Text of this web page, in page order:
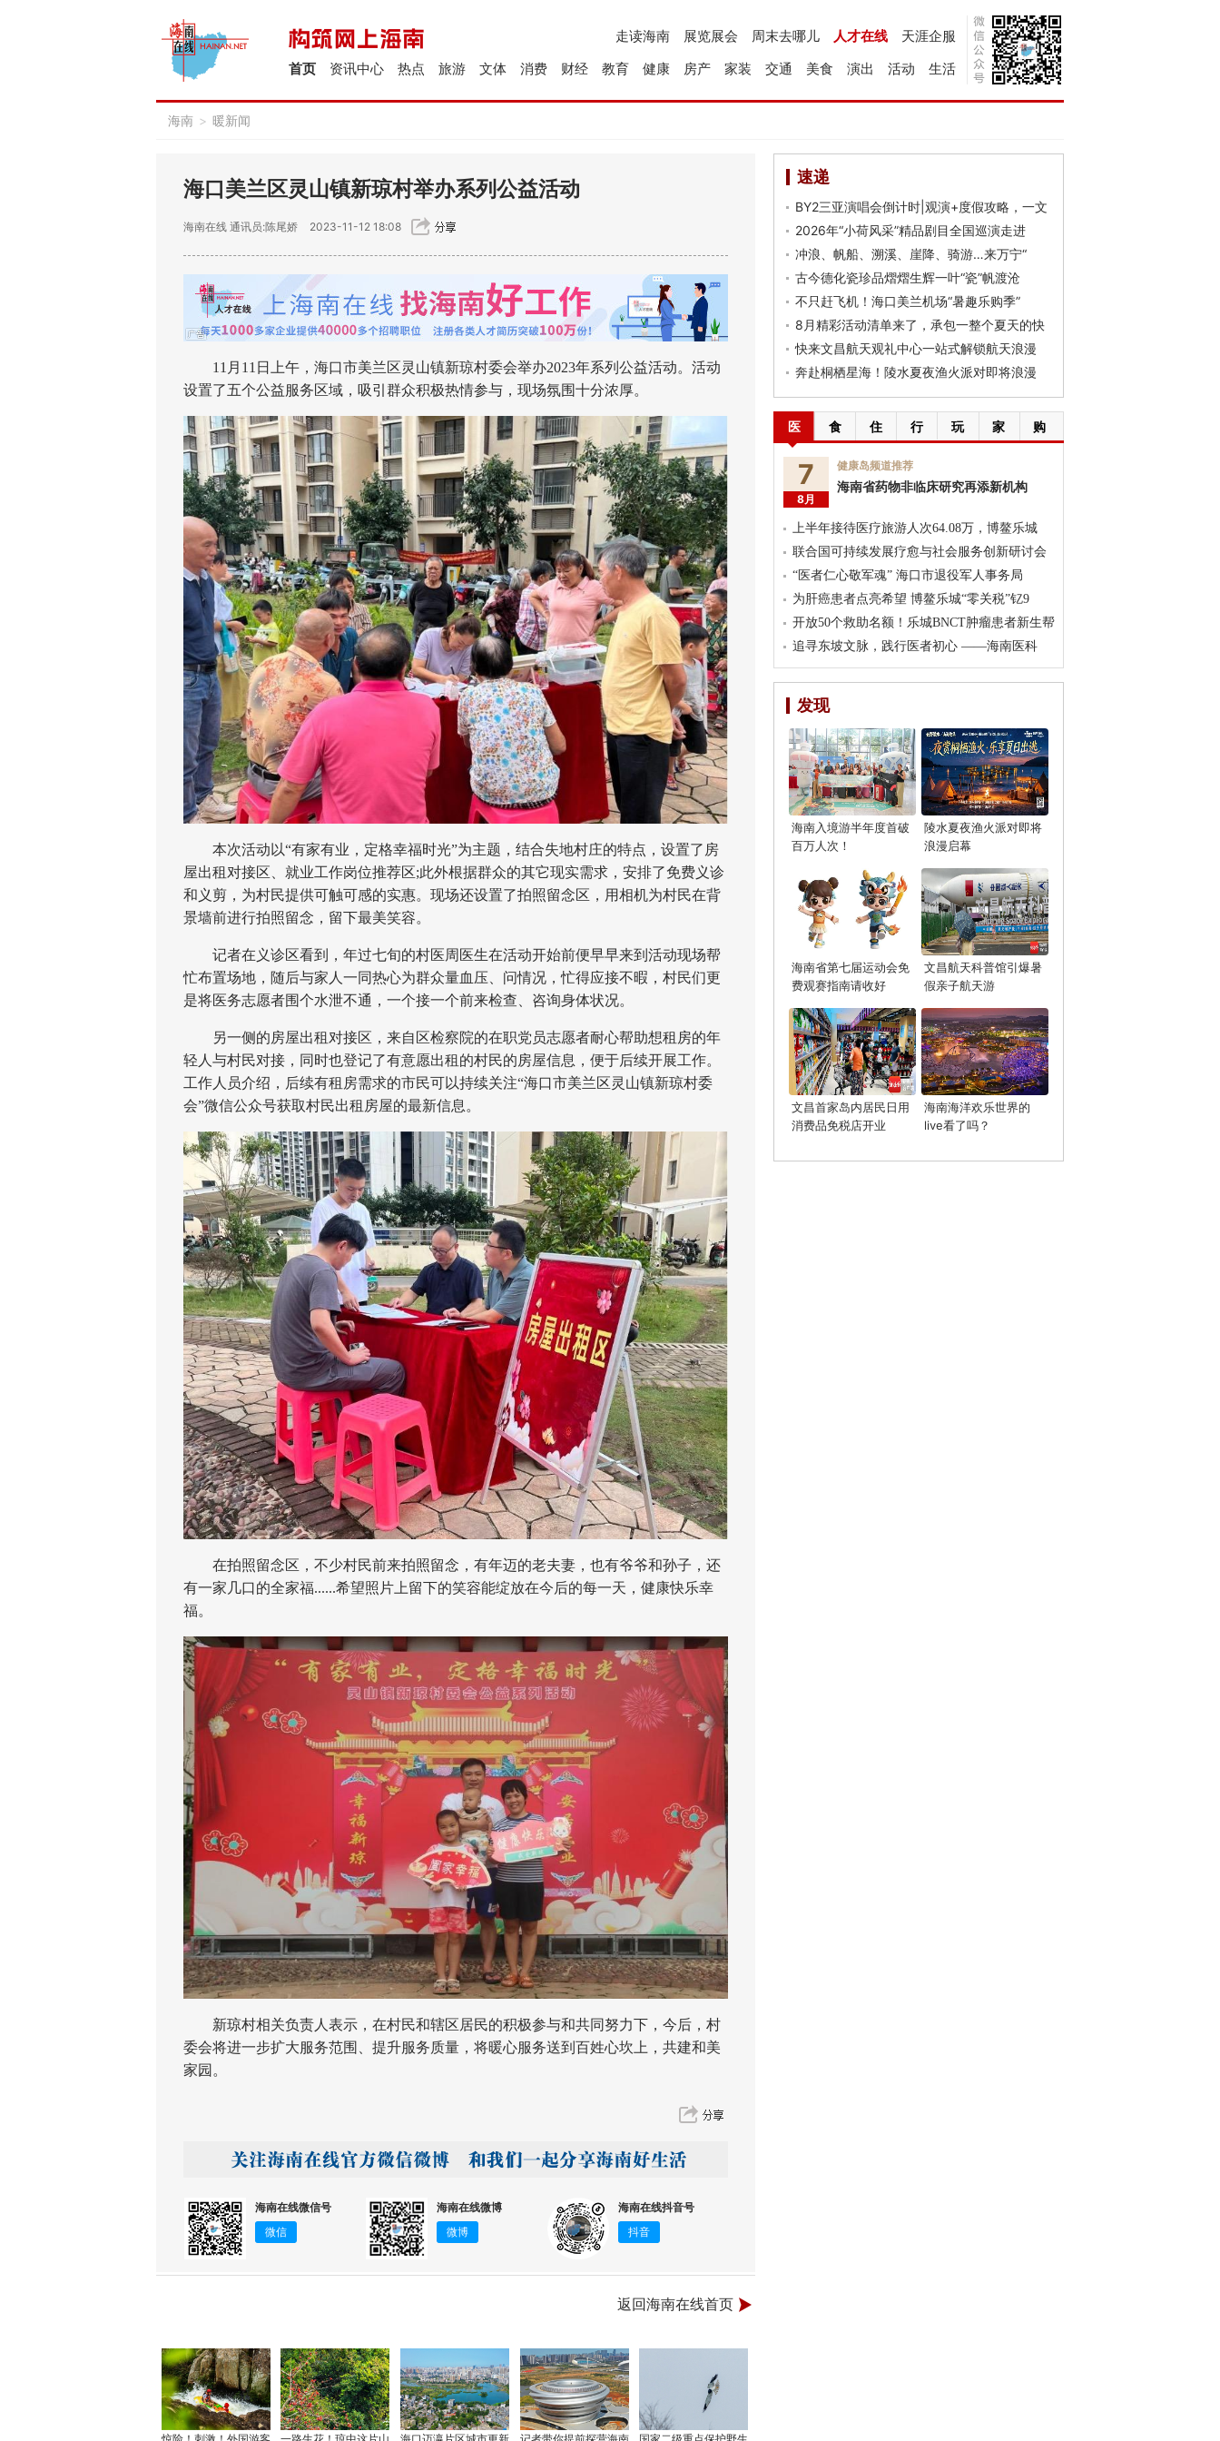
天涯企服
人才在线
周末去哪儿
展览展会
走读海南
生活
活动
演出
美食
交通
家装
房产
健康
教育
财经
消费
文体
旅游
热点
资讯中心
首页
海南 > 暖新闻
海口美兰区灵山镇新琼村举办系列公益活动
海南在线 通讯员:陈尾娇 2023-11-12 18:08
11月11日上午，海口市美兰区灵山镇新琼村委会举办2023年系列公益活动。活动
设置了五个公益服务区域，吸引群众积极热情参与，现场氛围十分浓厚。
本次活动以“有家有业，定格幸福时光”为主题，结合失地村庄的特点，设置了房
屋出租对接区、就业工作岗位推荐区;此外根据群众的其它现实需求，安排了免费义诊
和义剪，为村民提供可触可感的实惠。现场还设置了拍照留念区，用相机为村民在背
景墙前进行拍照留念，留下最美笑容。
记者在义诊区看到，年过七旬的村医周医生在活动开始前便早早来到活动现场帮
忙布置场地，随后与家人一同热心为群众量血压、问情况，忙得应接不暇，村民们更
是将医务志愿者围个水泄不通，一个接一个前来检查、咨询身体状况。
另一侧的房屋出租对接区，来自区检察院的在职党员志愿者耐心帮助想租房的年
轻人与村民对接，同时也登记了有意愿出租的村民的房屋信息，便于后续开展工作。
工作人员介绍，后续有租房需求的市民可以持续关注“海口市美兰区灵山镇新琼村委
会”微信公众号获取村民出租房屋的最新信息。
在拍照留念区，不少村民前来拍照留念，有年迈的老夫妻，也有爷爷和孙子，还
有一家几口的全家福......希望照片上留下的笑容能绽放在今后的每一天，健康快乐幸
福。
新琼村相关负责人表示，在村民和辖区居民的积极参与和共同努力下，今后，村
委会将进一步扩大服务范围、提升服务质量，将暖心服务送到百姓心坎上，共建和美
家园。
海南在线微信号
微信
海南在线微博
微博
海南在线抖音号
抖音
返回海南在线首页
速递
BY2三亚演唱会倒计时|观演+度假攻略，一文
2026年“小荷风采”精品剧目全国巡演走进
冲浪、帆船、溯溪、崖降、骑游…来万宁“
古今德化瓷珍品熠熠生辉一叶“瓷”帆渡沧
不只赶飞机！海口美兰机场“暑趣乐购季”
8月精彩活动清单来了，承包一整个夏天的快
快来文昌航天观礼中心一站式解锁航天浪漫
奔赴桐栖星海！陵水夏夜渔火派对即将浪漫
医 食 住 行 玩 家 购
7
8月
健康岛频道推荐
海南省药物非临床研究再添新机构
上半年接待医疗旅游人次64.08万，博鳌乐城
联合国可持续发展疗愈与社会服务创新研讨会
“医者仁心敬军魂” 海口市退役军人事务局
为肝癌患者点亮希望 博鳌乐城“零关税”钇9
开放50个救助名额！乐城BNCT肿瘤患者新生帮
追寻东坡文脉，践行医者初心 ——海南医科
发现
海南入境游半年度首破
百万人次！
陵水夏夜渔火派对即将
浪漫启幕
海南省第七届运动会免
费观赛指南请收好
文昌航天科普馆引爆暑
假亲子航天游
文昌首家岛内居民日用
消费品免税店开业
海南海洋欢乐世界的
live看了吗？